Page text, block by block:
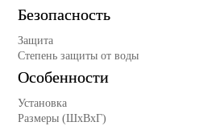
Безопасность
Защита
Степень защиты от воды
Особенности
Установка
Размеры (ШхВхГ)